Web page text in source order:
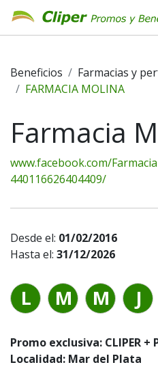
Beneficios
Farmacias y
FARMACIA MOLINA
Farmacia
www.facebook.com/
440116626404409/
Desde el: 01/02/2016
Hasta el: 31/12/2026
L M M J
Promo exclusiva: CLIPER +
Localidad: Mar del Plata